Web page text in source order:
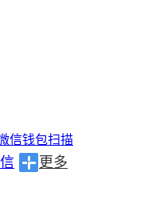
信钱包扫描
更多